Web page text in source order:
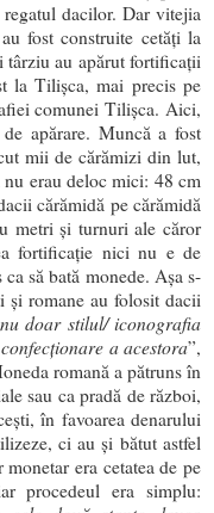
dacilor. Dar vitejia
fost construite cetăţi la
târziu au apărut fortificaţii
la Tilişca, mai precis pe
comunei Tilişca. Aici,
apărare. Muncă a fost
mii de cărămizi din lut,
nu erau deloc mici: 48 cm
cărămidă pe cărămidă
metri şi turnuri ale căror
fortificaţie nici nu e de
să bată monede. Aşa s-
şi romane au folosit dacii
doar stilul/ iconografia
a acestora”,
romană a pătruns în
sau ca pradă de război,
în favoarea de­narului
ci au şi bătut astfel
era cetatea de pe
procedeul era simplu: